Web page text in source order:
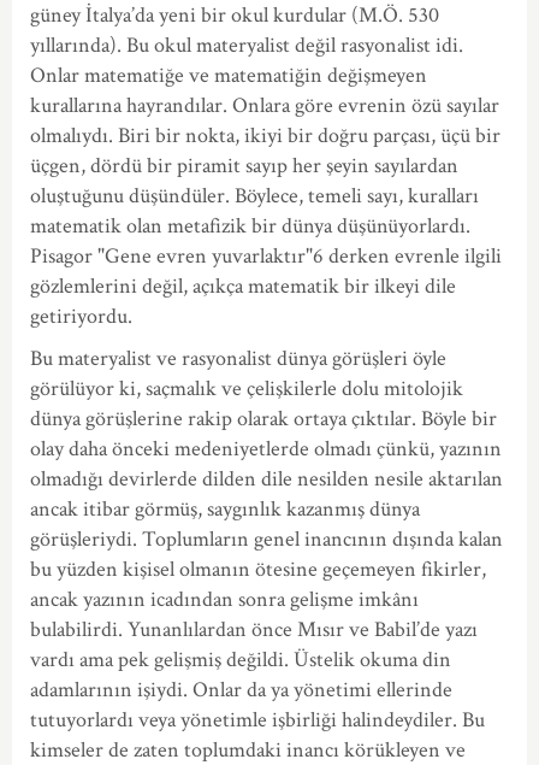
güney İtalya’da yeni bir okul kurdular (M.Ö. 530
yıllarında). Bu okul materyalist değil rasyonalist idi.
Onlar matematiğe ve matematiğin değişmeyen
kurallarına hayrandılar. Onlara göre evrenin özü sayılar
olmalıydı. Biri bir nokta, ikiyi bir doğru parçası, üçü bir
üçgen, dördü bir piramit sayıp her şeyin sayılardan
oluştuğunu düşündüler. Böylece, temeli sayı, kuralları
matematik olan metafizik bir dünya düşünüyorlardı.
Pisagor "Gene evren yuvarlaktır"6 derken evrenle ilgili
gözlemlerini değil, açıkça matematik bir ilkeyi dile
getiriyordu.
Bu materyalist ve rasyonalist dünya görüşleri öyle
görülüyor ki, saçmalık ve çelişkilerle dolu mitolojik
dünya görüşlerine rakip olarak ortaya çıktılar. Böyle bir
olay daha önceki medeniyetlerde olmadı çünkü, yazının
olmadığı devirlerde dilden dile nesilden nesile aktarılan
ancak itibar görmüş, saygınlık kazanmış dünya
görüşleriydi. Toplumların genel inancının dışında kalan
bu yüzden kişisel olmanın ötesine geçemeyen fikirler,
ancak yazının icadından sonra gelişme imkânı
bulabilirdi. Yunanlılardan önce Mısır ve Babil’de yazı
vardı ama pek gelişmiş değildi. Üstelik okuma din
adamlarının işiydi. Onlar da ya yönetimi ellerinde
tutuyorlardı veya yönetimle işbirliği halindeydiler. Bu
kimseler de zaten toplumdaki inancı körükleyen ve